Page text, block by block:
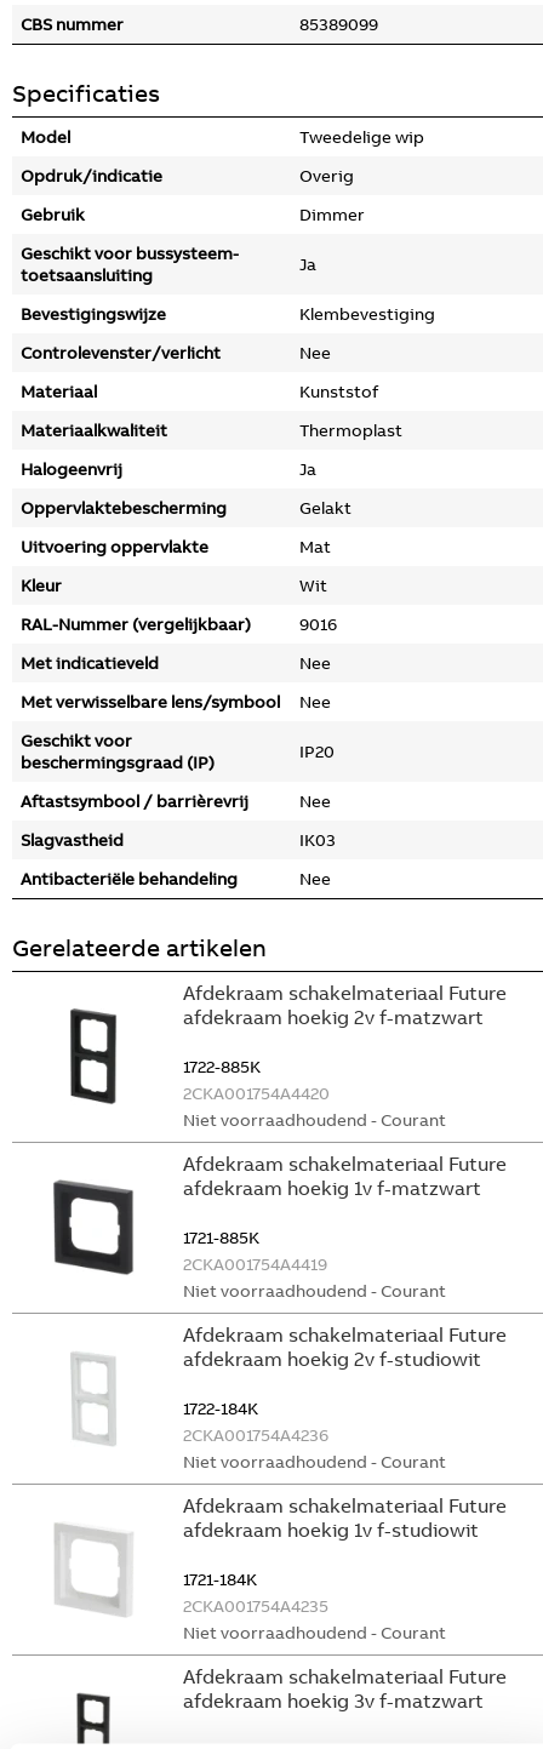
CBS nummer
85389099
Specificaties
Model
Tweedelige wip
Opdruk/indicatie
Overig
Gebruik
Dimmer
Geschikt voor bussysteem-
toetsaansluiting
Ja
Bevestigingswijze
Klembevestiging
Controlevenster/verlicht
Nee
Materiaal
Kunststof
Materiaalkwaliteit
Thermoplast
Halogeenvrij
Ja
Oppervlaktebescherming
Gelakt
Uitvoering oppervlakte
Mat
Kleur
Wit
RAL-Nummer (vergelijkbaar)
9016
Met indicatieveld
Nee
Met verwisselbare lens/symbool
Nee
Geschikt voor
beschermingsgraad (IP)
IP20
Aftastsymbool / barrièrevrij
Nee
Slagvastheid
IK03
Antibacteriële behandeling
Nee
Gerelateerde artikelen
Afdekraam schakelmateriaal Future
afdekraam hoekig 2v f-matzwart
1722-885K
2CKA001754A4420
Niet voorraadhoudend - Courant
Afdekraam schakelmateriaal Future
afdekraam hoekig 1v f-matzwart
1721-885K
2CKA001754A4419
Niet voorraadhoudend - Courant
Afdekraam schakelmateriaal Future
afdekraam hoekig 2v f-studiowit
1722-184K
2CKA001754A4236
Niet voorraadhoudend - Courant
Afdekraam schakelmateriaal Future
afdekraam hoekig 1v f-studiowit
1721-184K
2CKA001754A4235
Niet voorraadhoudend - Courant
Afdekraam schakelmateriaal Future
afdekraam hoekig 3v f-matzwart